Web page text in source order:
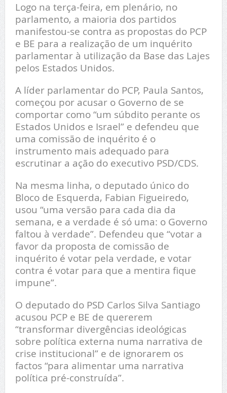
Logo na terça-feira, em plenário, no
parlamento, a maioria dos partidos
manifestou-se contra as propostas do PCP
e BE para a realização de um inquérito
parlamentar à utilização da Base das Lajes
pelos Estados Unidos.
A líder parlamentar do PCP, Paula Santos,
começou por acusar o Governo de se
comportar como “um súbdito perante os
Estados Unidos e Israel” e defendeu que
uma comissão de inquérito é o
instrumento mais adequado para
escrutinar a ação do executivo PSD/CDS.
Na mesma linha, o deputado único do
Bloco de Esquerda, Fabian Figueiredo,
usou “uma versão para cada dia da
semana, e a verdade é só uma: o Governo
faltou à verdade”. Defendeu que “votar a
favor da proposta de comissão de
inquérito é votar pela verdade, e votar
contra é votar para que a mentira fique
impune”.
O deputado do PSD Carlos Silva Santiago
acusou PCP e BE de quererem
“transformar divergências ideológicas
sobre política externa numa narrativa de
crise institucional” e de ignorarem os
factos “para alimentar uma narrativa
política pré-construída”.